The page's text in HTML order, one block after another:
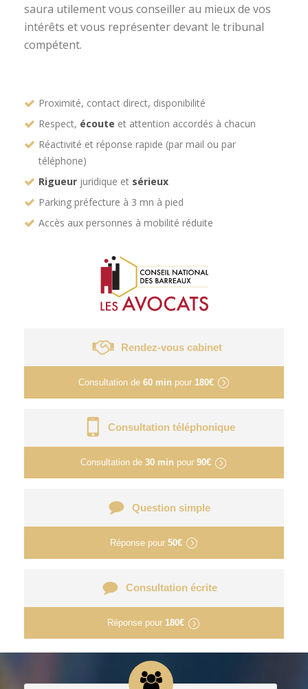
saura utilement vous conseiller au mieux de vos
intérêts et vous représenter devant le tribunal
compétent.
Proximité, contact direct, disponibilité
Respect, écoute et attention accordés à chacun
Réactivité et réponse rapide (par mail ou par
téléphone)
Rigueur juridique et sérieux
Parking préfecture à 3 mn à pied
Accès aux personnes à mobilité réduite
Rendez-vous cabinet
Consultation de 60 min pour 180€
Consultation téléphonique
Consultation de 30 min pour 90€
Question simple
Réponse pour 50€
Consultation écrite
Réponse pour 180€